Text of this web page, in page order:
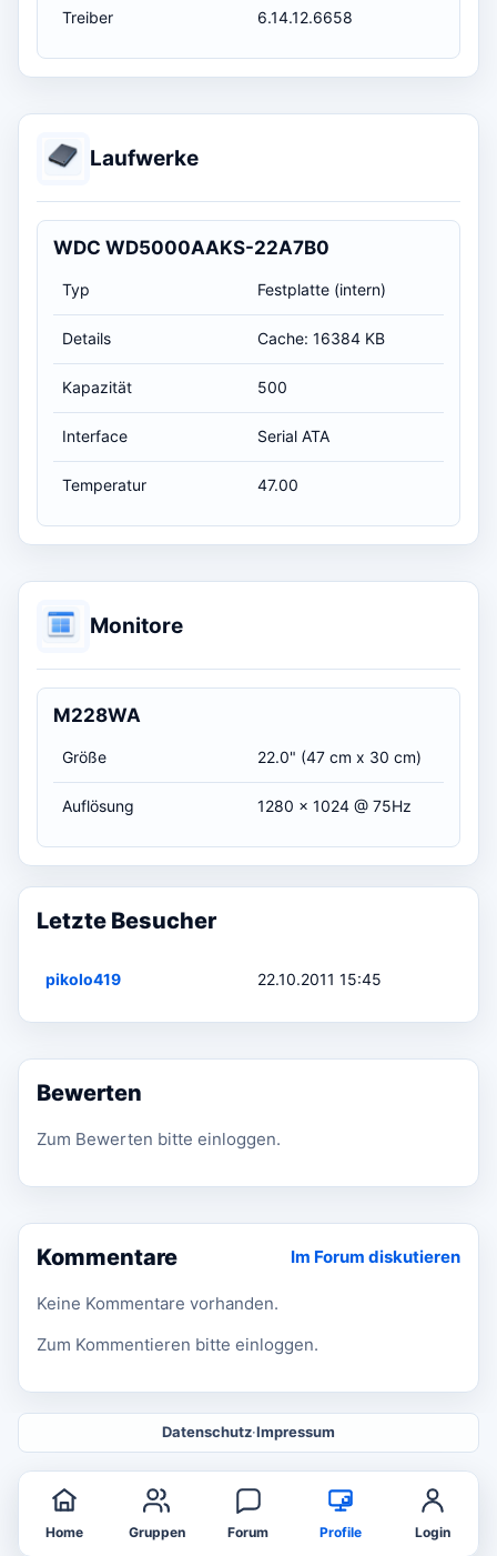
Treiber 6.14.12.6658
Laufwerke
WDC WD5000AAKS-22A7B0
Typ Festplatte (intern)
Details Cache: 16384 KB
Kapazität 500
Interface Serial ATA
Temperatur 47.00
Monitore
M228WA
Größe 22.0" (47 cm x 30 cm)
Auflösung 1280 x 1024 @ 75Hz
Letzte Besucher
pikolo419 22.10.2011 15:45
Bewerten
Zum Bewerten bitte einloggen.
Kommentare Im Forum diskutieren
Keine Kommentare vorhanden.
Zum Kommentieren bitte einloggen.
Datenschutz·Impressum
Home Gruppen Forum Profile Login